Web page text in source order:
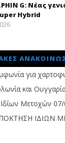
G: Νέας
Hybrid
για
και
Μετοχών
ΙΔΙΩΝ